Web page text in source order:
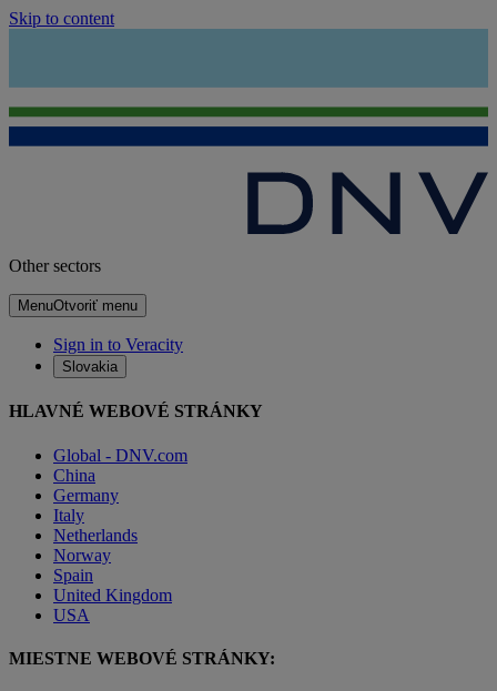
Skip to content
Other sectors
MenuOtvoriť menu
Sign in to Veracity
Slovakia
HLAVNÉ WEBOVÉ STRÁNKY
Global - DNV.com
China
Germany
Italy
Netherlands
Norway
Spain
United Kingdom
USA
MIESTNE WEBOVÉ STRÁNKY: